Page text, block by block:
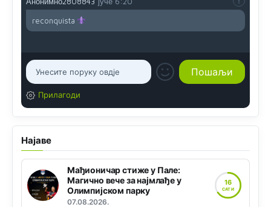
reconquista
Прилагоди
Најаве
Мађионичар стиже у Пале:
Магично вече за најмлађе у
Олимпијском парку
07.08.2026.
16
САТИ